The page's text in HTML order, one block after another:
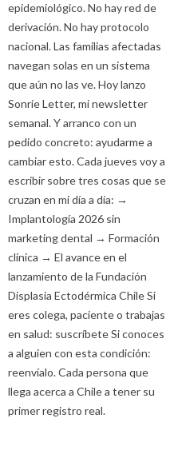
epidemiológico. No hay red de
derivación. No hay protocolo
nacional. Las familias afectadas
navegan solas en un sistema
que aún no las ve. Hoy lanzo
Sonríe Letter, mi newsletter
semanal. Y arranco con un
pedido concreto: ayudarme a
cambiar esto. Cada jueves voy a
escribir sobre tres cosas que se
cruzan en mi día a día: →
Implantología 2026 sin
marketing dental → Formación
clínica → El avance en el
lanzamiento de la Fundación
Displasia Ectodérmica Chile Si
eres colega, paciente o trabajas
en salud: suscríbete Si conoces
a alguien con esta condición:
reenvíalo. Cada persona que
llega acerca a Chile a tener su
primer registro real.